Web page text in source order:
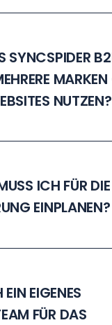
SYNCSPIDER
MARKEN
NUTZEN?
ICH FÜR DIE
EINPLANEN?
EIGENES
FÜR DAS